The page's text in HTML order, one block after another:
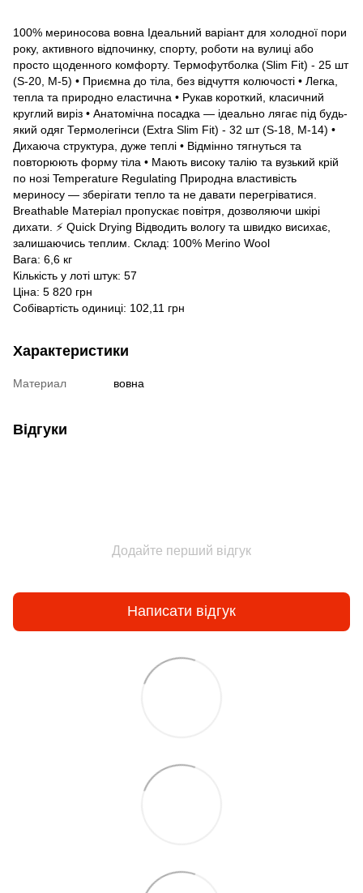
100% мериносова вовна Ідеальний варіант для холодної пори
року, активного відпочинку, спорту, роботи на вулиці або
просто щоденного комфорту. Термофутболка (Slim Fit) - 25 шт
(S-20, M-5) • Приємна до тіла, без відчуття колючості • Легка,
тепла та природно еластична • Рукав короткий, класичний
круглий виріз • Анатомічна посадка — ідеально лягає під будь-
який одяг Термолегінси (Extra Slim Fit) - 32 шт (S-18, M-14) •
Дихаюча структура, дуже теплі • Відмінно тягнуться та
повторюють форму тіла • Мають високу талію та вузький крій
по нозі Temperature Regulating Природна властивість
мериносу — зберігати тепло та не давати перегріватися.
Breathable Матеріал пропускає повітря, дозволяючи шкірі
дихати. ⚡ Quick Drying Відводить вологу та швидко висихає,
залишаючись теплим. Склад: 100% Merino Wool
Вага: 6,6 кг
Кількість у лоті штук: 57
Ціна: 5 820 грн
Собівартість одиниці: 102,11 грн
Характеристики
Материал вовна
Відгуки
Додайте перший відгук
Написати відгук